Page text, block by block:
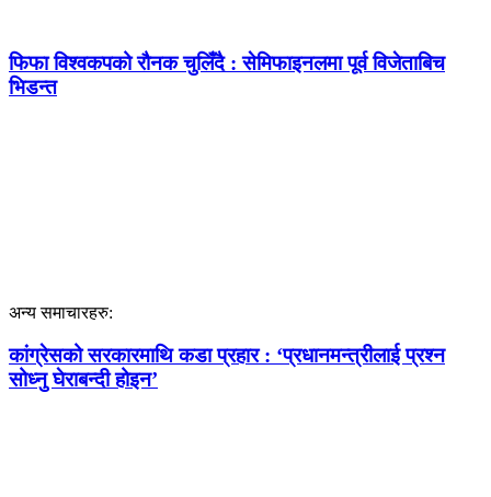
फिफा विश्वकपको रौनक चुलिँदै : सेमिफाइनलमा पूर्व विजेताबिच
भिडन्त
अन्य समाचारहरु:
कांग्रेसको सरकारमाथि कडा प्रहार : ‘प्रधानमन्त्रीलाई प्रश्न
सोध्नु घेराबन्दी होइन’